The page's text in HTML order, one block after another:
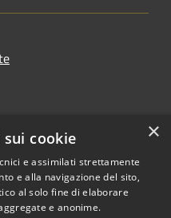
×
cookie
e assimilati strettamente
e alla navigazione del sito,
al solo fine di elaborare
e anonime.